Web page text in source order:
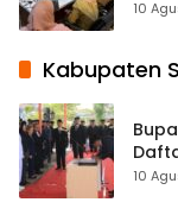
10
Kabupaten
10